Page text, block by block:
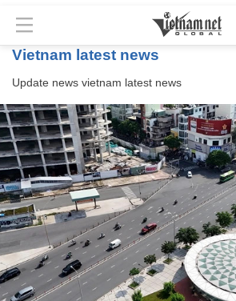
vietnam latest news
Update news vietnam latest news